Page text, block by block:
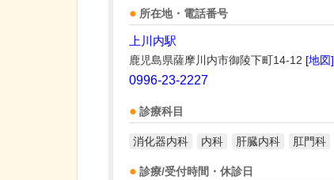
所在地・電話番号
上川内駅
鹿児島県薩摩川内市御陵下町14-12 [地図]
0996-23-2227
診療科目
消化器内科 内科 肝臓内科 肛門科
診療/受付時間・休診日